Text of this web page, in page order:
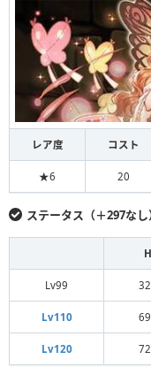
レア度 コスト
★6 20
ステータス（＋297なし
Lv99
Lv110
Lv120